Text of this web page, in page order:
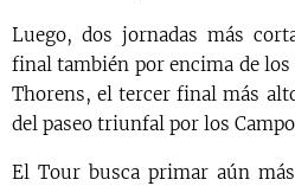
Luego, dos jornadas más
final también por encima de
Thorens, el tercer final más
del paseo triunfal por los
El Tour busca primar aún